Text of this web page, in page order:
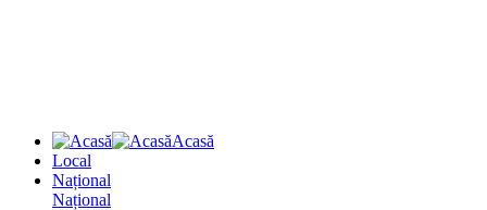
Acasă
Local
Național
Național